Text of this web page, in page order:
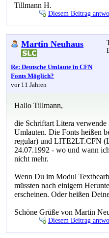
Tillmann H.
Diesem Beitrag
Martin Neuhaus
Re: Deutsche Umlaute in CFN
Fonts Möglich?
vor 11 Jahren
Hallo Tillmann,
die Schriftart Litera
Umlauten. Die Fonts heißen
regular) und LITE2LT.CFN
24.07.1992 - wo und wann
nicht mehr.
Wenn Du im Modul
müssten nach einigem
erscheinen. Oder heißen
Schöne Grüße von Martin
Diesem Beitrag